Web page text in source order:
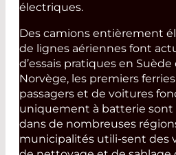
électriques.
Des camions entièrement
de lignes aériennes font
d’essais pratiques en
Norvège, les premiers
passagers et de voitures
uniquement à batterie sont
dans de nombreuses
municipalités utili-sent des